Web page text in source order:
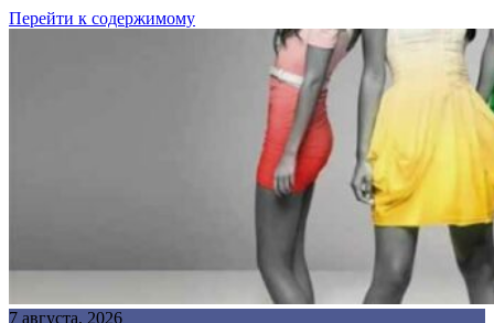
Перейти к содержимому
7 августа, 2026